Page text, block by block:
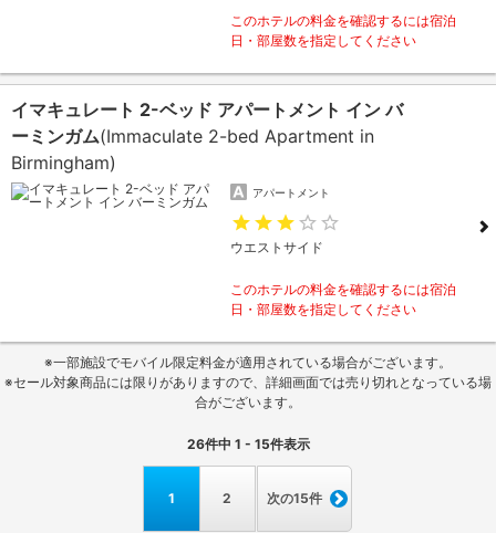
このホテルの料金を確認するには宿泊
日・部屋数を指定してください
イマキュレート 2-ベッド アパートメント イン バ
ーミンガム(Immaculate 2-bed Apartment in
Birmingham)
アパートメント
ウエストサイド
このホテルの料金を確認するには宿泊
日・部屋数を指定してください
※一部施設でモバイル限定料金が適用されている場合がございます。
※セール対象商品には限りがありますので、詳細画面では売り切れとなっている場
合がございます。
26件中 1 - 15件表示
1 2 次の15件